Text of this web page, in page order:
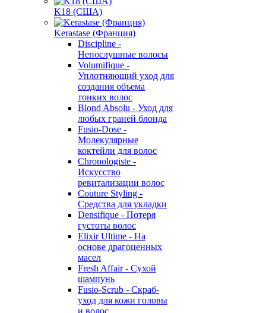
K18 (США)
Kerastase (Франция)
Discipline -
Непослушные волосы
Volumifique -
Уплотняющий уход для
создания объема
тонких волос
Blond Absolu - Уход для
любых граней блонда
Fusio-Dose -
Молекулярные
коктейли для волос
Chronologiste -
Искусство
ревитализации волос
Couture Styling -
Средства для укладки
Densifique - Потеря
густоты волос
Elixir Ultime - На
основе драгоценных
масел
Fresh Affair - Сухой
шампунь
Fusio-Scrub - Скраб-
уход для кожи головы
и волос